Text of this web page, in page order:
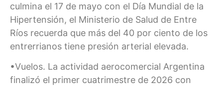
culmina el 17 de mayo con el Día Mundial de la
Hipertensión, el Ministerio de Salud de Entre
Ríos recuerda que más del 40 por ciento de los
entrerrianos tiene presión arterial elevada.
•Vuelos. La actividad aerocomercial Argentina
finalizó el primer cuatrimestre de 2026 con